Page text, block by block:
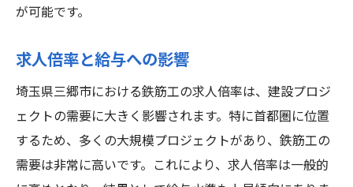
が可能です。
求人倍率と給与への影響
埼玉県三郷市における鉄筋工の求人倍率は、建設プロジ
ェクトの需要に大きく影響されます。特に首都圏に位置
するため、多くの大規模プロジェクトがあり、鉄筋工の
需要は非常に高いです。これにより、求人倍率は一般的